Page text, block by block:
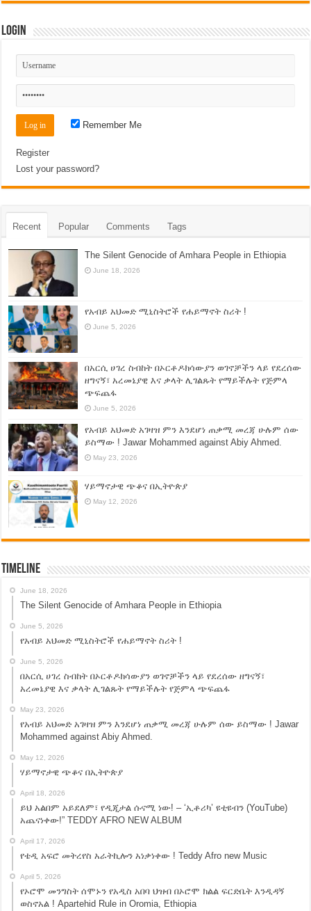
Login
Remember Me
Register
Lost your password?
Recent Popular Comments Tags
The Silent Genocide of Amhara People in Ethiopia
June 18, 2026
የአብይ አህመድ ሚኒስትሮች የሐይማኖት ስሪት !
June 5, 2026
በአርሲ ሀገረ ስብከት በኦርቶዶክሳውያን ወገኖቻችን ላይ የደረሰው
ዘግናኝ፣ አረመኔያዊ እና ቃላት ሊገልጹት የማይችሉት የጅምላ
ጭፍጨፋ
June 5, 2026
የአብይ አህመድ አገዛዝ ምን እንደሆነ ጠቃሚ መረጃ ሁሉም ሰው
ይስማው ! Jawar Mohammed against Abiy Ahmed.
May 23, 2026
ሃይማኖታዊ ጭቆና በኢትዮጵያ
May 12, 2026
Timeline
June 18, 2026
The Silent Genocide of Amhara People in Ethiopia
June 5, 2026
የአብይ አህመድ ሚኒስትሮች የሐይማኖት ስሪት !
June 5, 2026
በአርሲ ሀገረ ስብከት በኦርቶዶክሳውያን ወገኖቻችን ላይ የደረሰው ዘግናኝ፣
አረመኔያዊ እና ቃላት ሊገልጹት የማይችሉት የጅምላ ጭፍጨፋ
May 23, 2026
የአብይ አህመድ አገዛዝ ምን እንደሆነ ጠቃሚ መረጃ ሁሉም ሰው ይስማው ! Jawar
Mohammed against Abiy Ahmed.
May 12, 2026
ሃይማኖታዊ ጭቆና በኢትዮጵያ
April 18, 2026
ይህ አልበም አይደለም፣ የዲጂታል ሱናሚ ነው! – ‘ኢቶሪካ’ ዩቲዩብን (YouTube)
አጨናነቀው!” TEDDY AFRO NEW ALBUM
April 17, 2026
የቴዲ አፍሮ መትረየስ አራትኪሎን አነቃነቀው ! Teddy Afro new Music
April 5, 2026
የኦሮሞ መንግስት ሰሞኑን የአዲስ አበባ ህዝብ በኦሮሞ ክልል ፍርድቤት እንዲዳኝ
ወስኖአል ! Apartehid Rule in Oromia, Ethiopia